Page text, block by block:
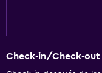
Check-in/Check-out